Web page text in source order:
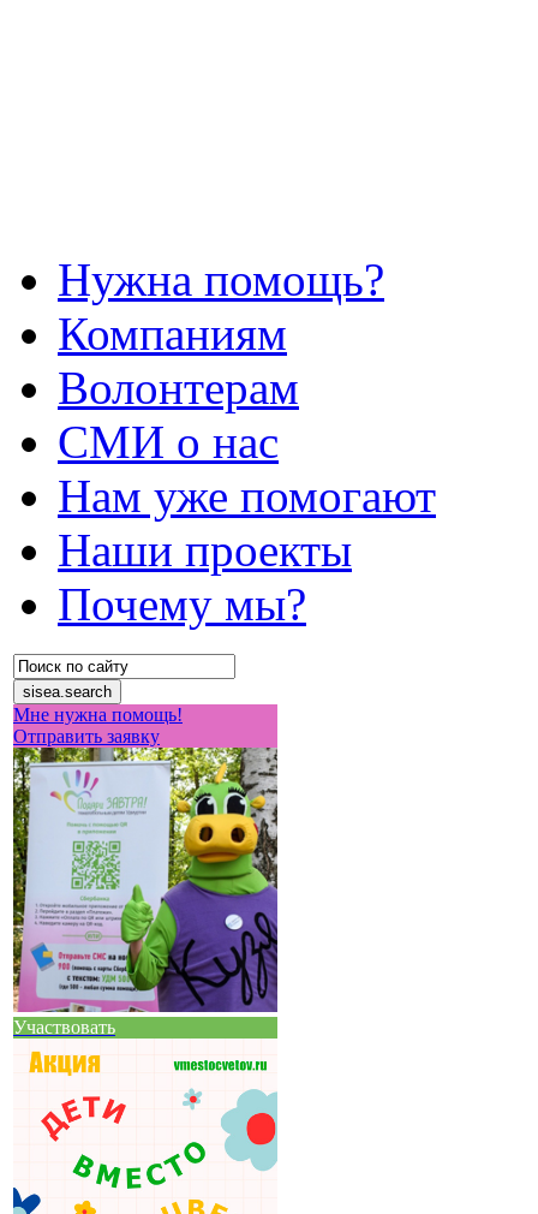
Нужна помощь?
Компаниям
Волонтерам
СМИ о нас
Нам уже помогают
Наши проекты
Почему мы?
Мне нужна помощь!
Отправить заявку
Участвовать